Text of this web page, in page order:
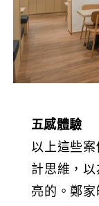
五感體驗
以上這些
計思維，
亮的。鄭家